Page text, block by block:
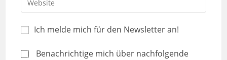
Ich melde mich für den Newsletter an!
Benachrichtige mich über nachfolgende